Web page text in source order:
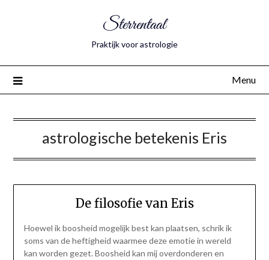
Sterrentaal
Praktijk voor astrologie
Menu
astrologische betekenis Eris
De filosofie van Eris
Hoewel ik boosheid mogelijk best kan plaatsen, schrik ik
soms van de heftigheid waarmee deze emotie in wereld
kan worden gezet. Boosheid kan mij overdonderen en